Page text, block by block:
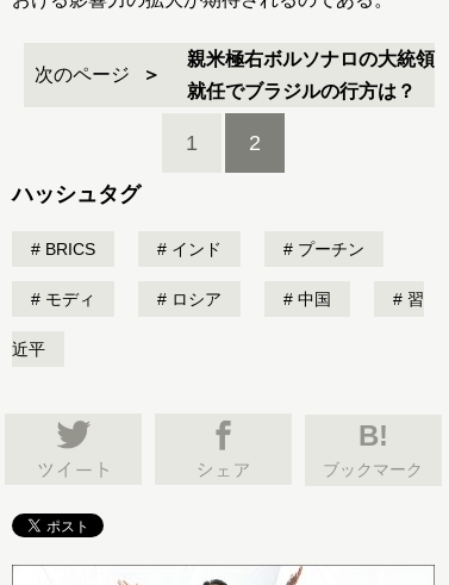
次のページ
親米極右ボルソナロの大統領
就任でブラジルの行方は？
1 2
ハッシュタグ
BRICS インド プーチン
モディ ロシア 中国 習
近平
B!
ブックマーク